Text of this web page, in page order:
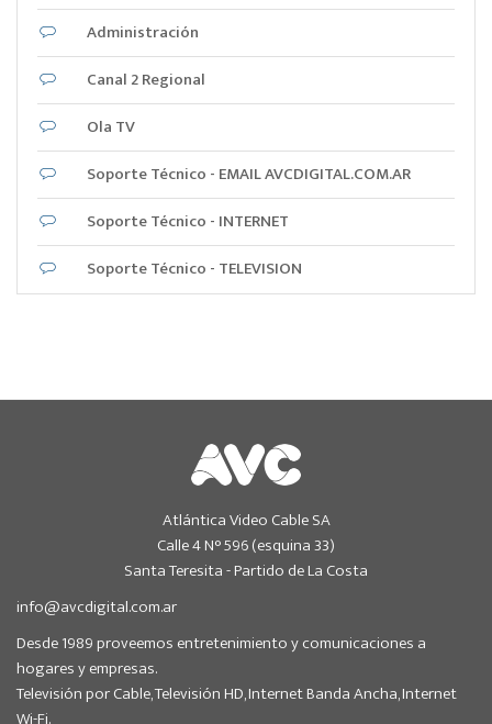
Administración
Canal 2 Regional
Ola TV
Soporte Técnico - EMAIL AVCDIGITAL.COM.AR
Soporte Técnico - INTERNET
Soporte Técnico - TELEVISION
Atlántica Video Cable SA
Calle 4 N° 596 (esquina 33)
Santa Teresita - Partido de La Costa
info@avcdigital.com.ar
Desde 1989 proveemos entretenimiento y comunicaciones a
hogares y empresas.
Televisión por Cable, Televisión HD, Internet Banda Ancha, Internet
Wi-Fi.